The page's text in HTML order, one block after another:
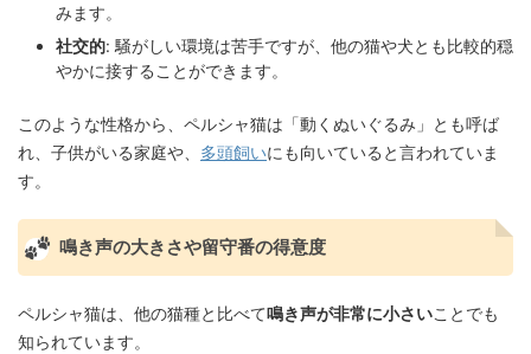
みます。
社交的: 騒がしい環境は苦手ですが、他の猫や犬とも比較的穏
やかに接することができます。
このような性格から、ペルシャ猫は「動くぬいぐるみ」とも呼ば
れ、子供がいる家庭や、 多頭飼いにも向いていると言われていま
す。
鳴き声の大きさや留守番の得意度
ペルシャ猫は、他の猫種と比べて鳴き声が非常に小さいことでも
知られています。